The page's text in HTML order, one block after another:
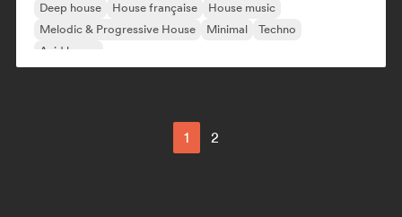
Deep house House française
House music
Melodic & Progressive House
Minimal
Techno
Acid house
1 2